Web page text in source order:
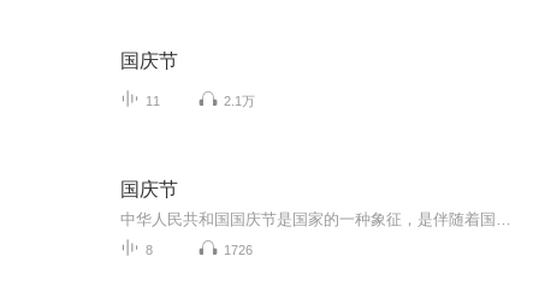
国庆节
11 2.1万
国庆节
8 1726